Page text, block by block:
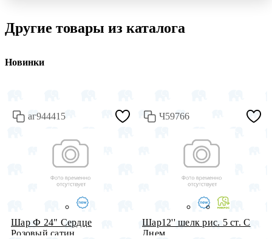
Другие товары из каталога
Новинки
аг944415
Шар Ф 24" Сердце
Розовый сатин...
Ч59766
Шар12'' шелк рис. 5 ст. С
Днем...